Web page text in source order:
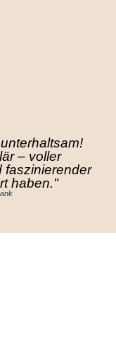
– voller
faszinierender
haben."